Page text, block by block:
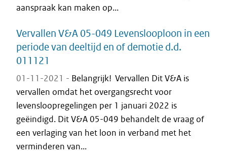
aanspraak kan maken op...
Vervallen V&A 05-049 Levenslooploon in een
periode van deeltijd en of demotie d.d.
011121
01-11-2021 - Belangrijk! Vervallen Dit V&A is
vervallen omdat het overgangsrecht voor
levensloopregelingen per 1 januari 2022 is
geëindigd. Dit V&A 05-049 behandelt de vraag of
een verlaging van het loon in verband met het
verminderen van...